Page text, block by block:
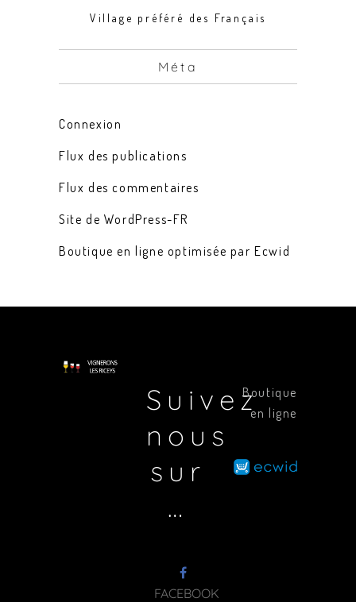
Village préféré des Français
Méta
Connexion
Flux des publications
Flux des commentaires
Site de WordPress-FR
Boutique en ligne optimisée par Ecwid
Suivez
nous
sur
…
FACEBOOK
Boutique
en ligne